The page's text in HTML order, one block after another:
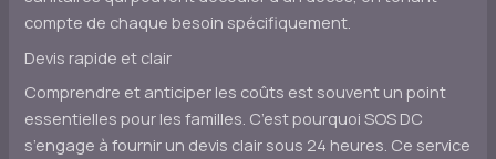
compte de chaque besoin spécifiquement.
Devis rapide et clair
Comprendre et anticiper les coûts est souvent un point
essentielles pour les familles. C’est pourquoi SOS DC
s’engage à fournir un devis clair sous 24 heures. Ce service